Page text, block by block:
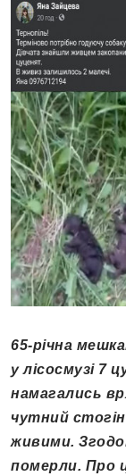
65-річна
у лісосмузі 7
намагались
чутний
живими.
померли. Про